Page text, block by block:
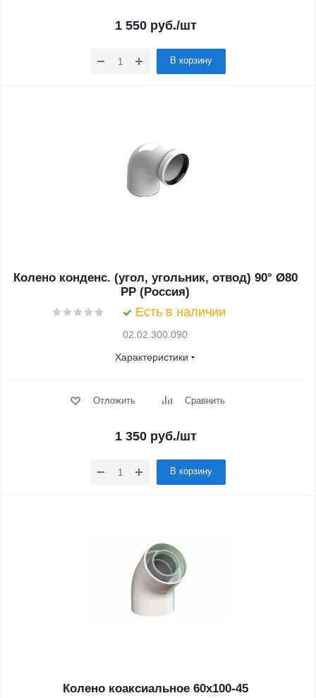
1 550руб./шт
В корзину
Колено конденс. (угол, угольник, отвод) 90° Ø80
PP (Россия)
Есть в наличии
02.02.300.090
Характеристики
Отложить Сравнить
1 350руб./шт
В корзину
Колено коаксиальное 60х100-45